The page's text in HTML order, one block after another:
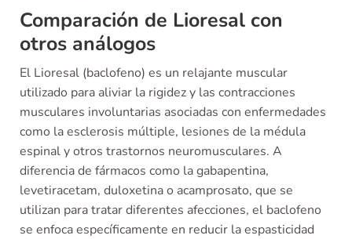
Comparación de Lioresal con
otros análogos
El Lioresal (baclofeno) es un relajante muscular
utilizado para aliviar la rigidez y las contracciones
musculares involuntarias asociadas con enfermedades
como la esclerosis múltiple, lesiones de la médula
espinal y otros trastornos neuromusculares. A
diferencia de fármacos como la gabapentina,
levetiracetam, duloxetina o acamprosato, que se
utilizan para tratar diferentes afecciones, el baclofeno
se enfoca específicamente en reducir la espasticidad